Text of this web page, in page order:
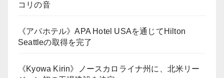
コリの音
《アパホテル》APA Hotel USAを通じてHilton
Seattleの取得を完了
《Kyowa Kirin》ノースカロライナ州に、北米リー